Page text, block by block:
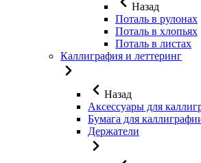
Назад
Поталь в рулонах
Поталь в хлопьях
Поталь в листах
Каллиграфия и леттеринг
Назад
Аксессуары для
Бумага для
Держатели